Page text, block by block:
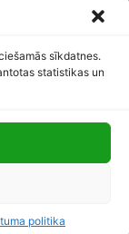
sīkdatnes.
statistikas un
politika